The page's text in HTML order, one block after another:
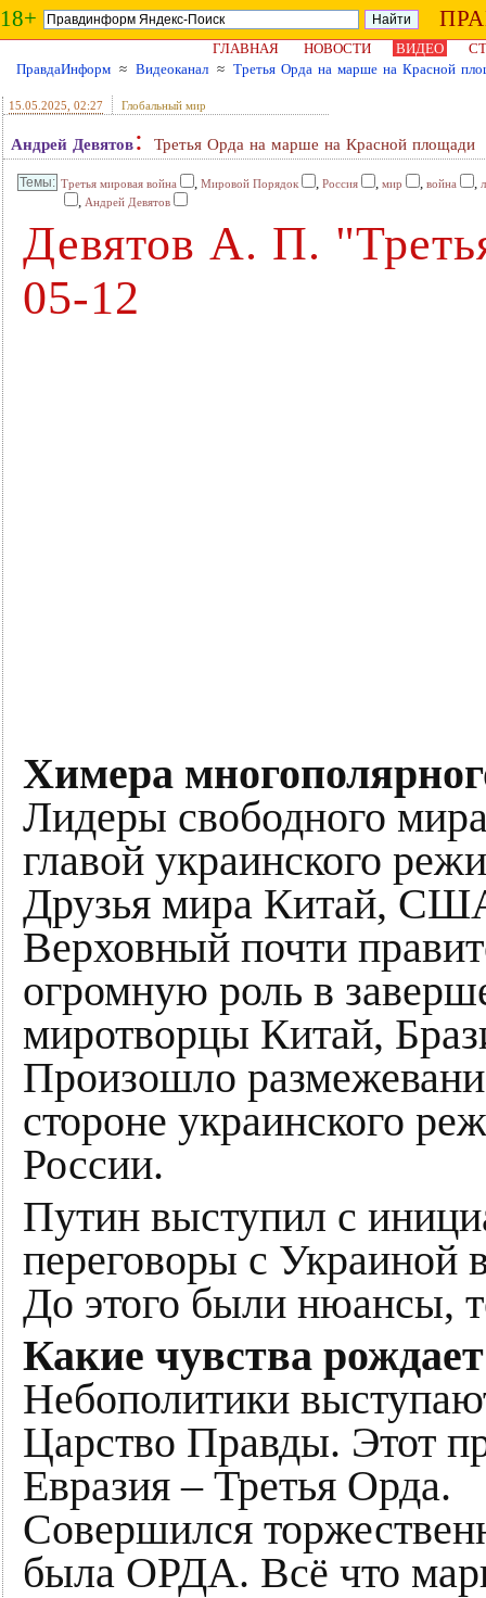
18+
ГЛАВНАЯ НОВОСТИ ВИДЕО
ПравдаИнформ ≈ Видеоканал ≈ Третья Орда на марше на Красной
15.05.2025 , 02:27 Глобальный мир
Андрей Девятов: Третья Орда на марше на Красной площади
Третья мировая война , Мировой Порядок , Россия , мир , война ,
, Андрей Девятов
Девятов А. П.
05-12
Химера
Лидеры свободного
главой украинского
Друзья мира Китай,
Верховный почти
огромную роль в
миротворцы Китай,
Произошло
стороне украинского
России.
Путин выступил с
переговоры с Украиной
До этого были нюансы,
Какие чувства
Небополитики
Царство Правды. Этот
Евразия – Третья Орда.
Совершился
была ОРДА. Всё что